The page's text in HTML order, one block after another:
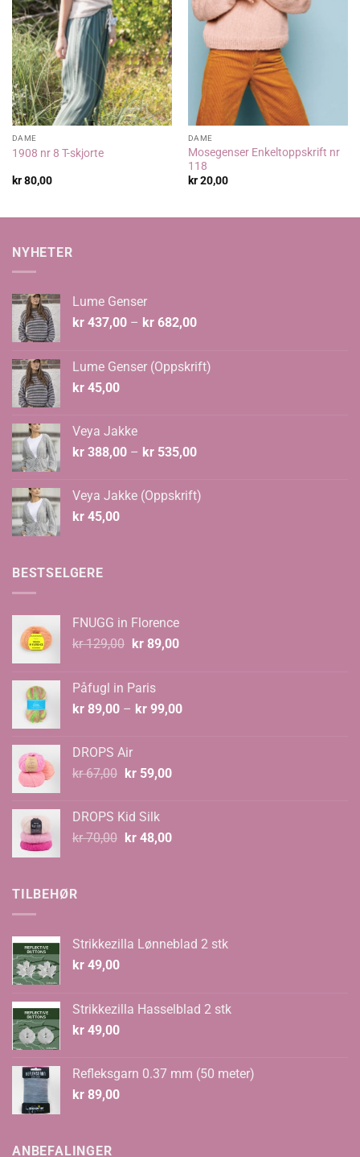
DAME
1908 nr 8 T-skjorte
kr80,00
DAME
Mosegenser Enkeltoppskrift nr
118
kr20,00
NYHETER
Lume Genser
kr 437,00 – kr 682,00Prisområde:
kr 682,00
Lume Genser (Oppskrift)
kr 45,00
Veya Jakke
kr 388,00 – kr 535,00Prisområde:
kr 535,00
Veya Jakke (Oppskrift)
kr 45,00
BESTSELGERE
FNUGG in Florence
kr129,00 Opprinnelig
kr 129,00.
kr89,00Nåværende
Påfugl in Paris
kr 89,00 – kr 99,00Prisområde:
DROPS Air
kr67,00 Opprinnelig
kr 67,00.
kr59,00Nåværende
DROPS Kid Silk
kr70,00 Opprinnelig
kr48,00Nåværende
TILBEHØR
Strikkezilla Lønneblad 2 stk
kr 49,00
Strikkezilla Hasselblad 2 stk
kr 49,00
Refleksgarn 0.37 mm (50 meter)
kr 89,00
ANBEFALINGER